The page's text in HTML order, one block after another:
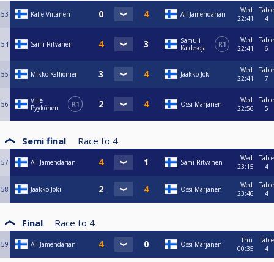
53 Kalle Viitanen Ali Jamehdarian
Wed
22:41
Table
4
54 Sami Ritvanen
Samuli
Kaidesoja
R1
Wed
22:41
Table
6
55 Mikko Kallioinen Jaakko Joki
Wed
22:41
Table
7
56
Ville
Pyykönen
R1 Ossi Marjanen
Wed
22:56
Table
5
Semi final Race to 4
57 Ali Jamehdarian Sami Ritvanen
Wed
23:15
Table
4
58 Jaakko Joki Ossi Marjanen
Wed
23:46
Table
4
Final Race to 4
59 Ali Jamehdarian Ossi Marjanen
Thu
00:35
Table
4